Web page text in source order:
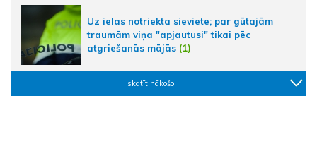
Uz ielas notriekta sieviete; par gūtajām
traumām viņa "apjautusi" tikai pēc
atgriešanās mājās (1)
skatīt nākošo